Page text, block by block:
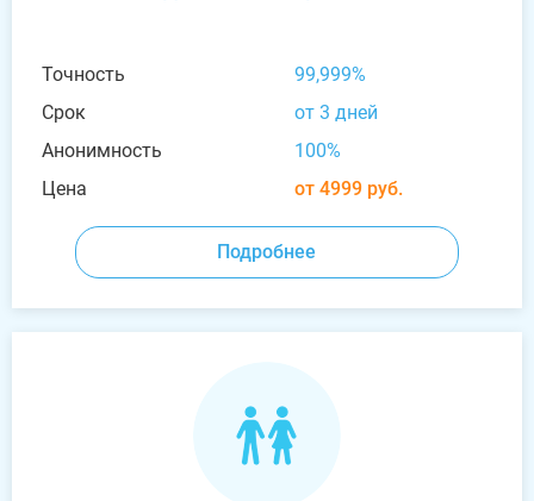
Точность
99,999%
Срок
от 3 дней
Анонимность
100%
Цена
от 4999 руб.
Подробнее